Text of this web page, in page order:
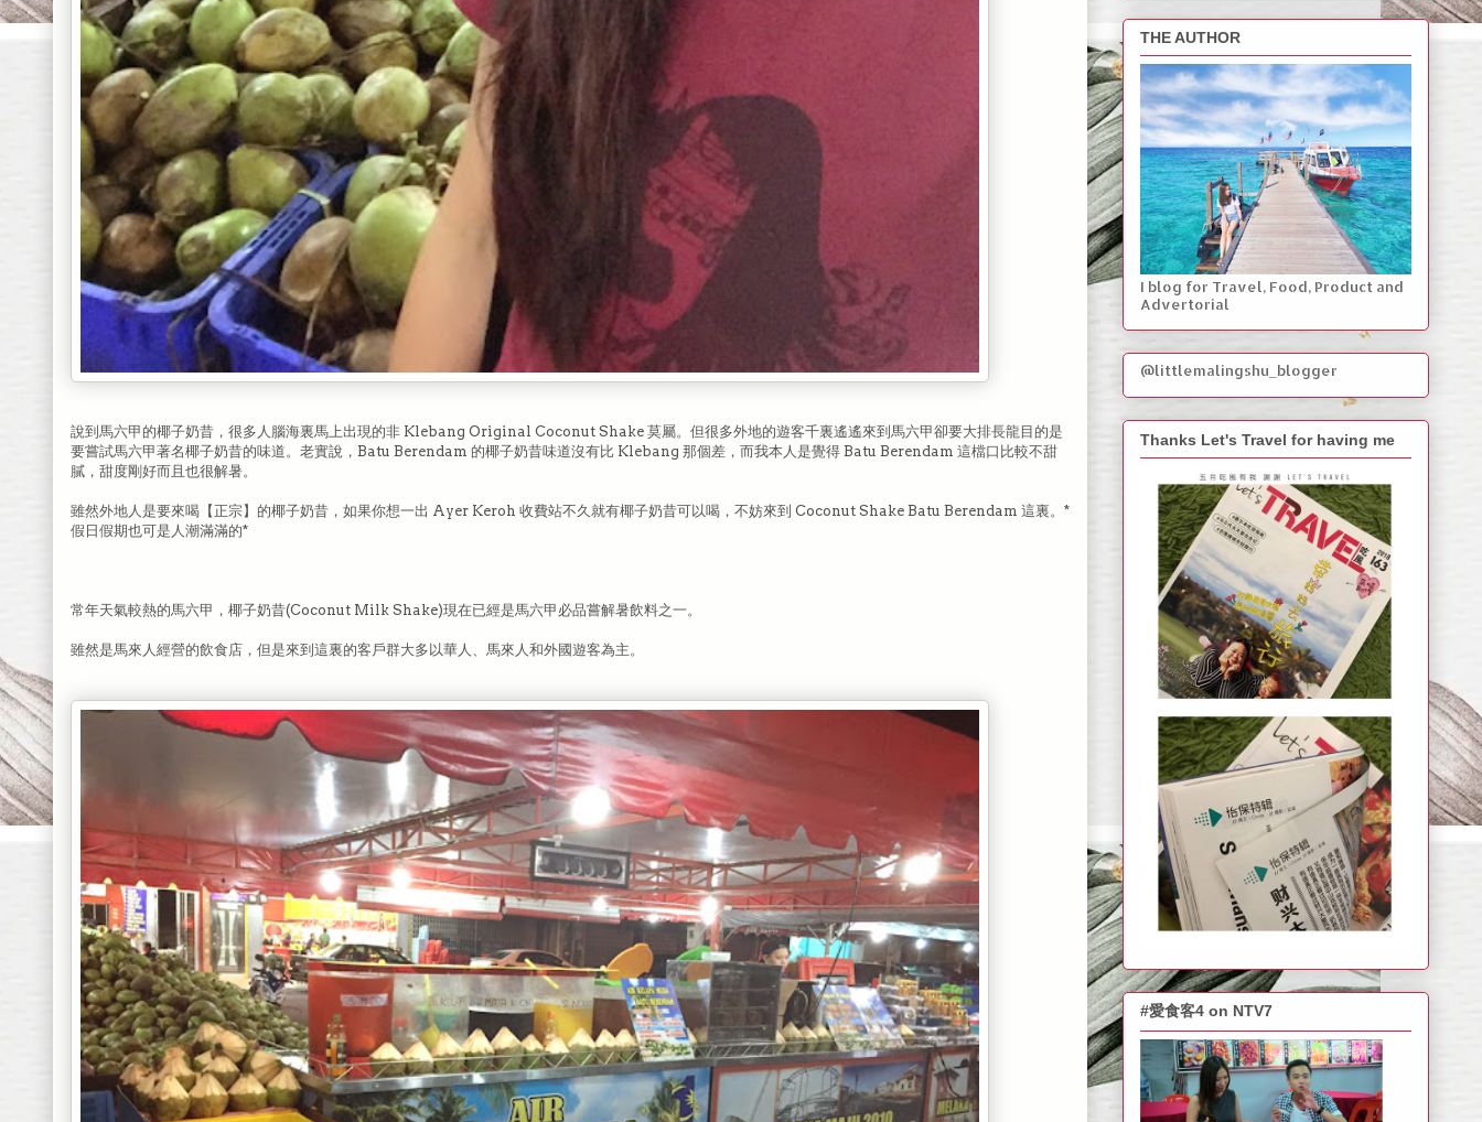
說到馬六甲的椰子奶昔，很多人腦海裏馬上出現的非 Klebang Original Coconut Shake 莫屬。但很多外地的遊客千裏遙遙來到馬六甲卻要大排長龍目的是
要嘗試馬六甲著名椰子奶昔的味道。老實說，Batu Berendam 的椰子奶昔味道沒有比 Klebang 那個差，而我本人是覺得 Batu Berendam 這檔口比較不甜
膩，甜度剛好而且也很解暑。
雖然外地人是要來喝【正宗】的椰子奶昔，如果你想一出 Ayer Keroh 收費站不久就有椰子奶昔可以喝，不妨來到 Coconut Shake Batu Berendam 這裏。*
假日假期也可是人潮滿滿的*
常年天氣較熱的馬六甲，椰子奶昔(Coconut Milk Shake)現在已經是馬六甲必品嘗解暑飲料之一。
雖然是馬來人經營的飲食店，但是來到這裏的客戶群大多以華人、馬來人和外國遊客為主。
THE AUTHOR
I blog for Travel, Food, Product and
Advertorial
@littlemalingshu_blogger
Thanks Let's Travel for having me
#愛食客4 on NTV7